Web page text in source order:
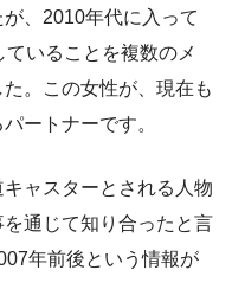
、2010年代に入って
いることを複数のメ
。この女性が、現在も
ートナーです。
ャスターとされる人物
通じて知り合ったと言
年前後という情報が